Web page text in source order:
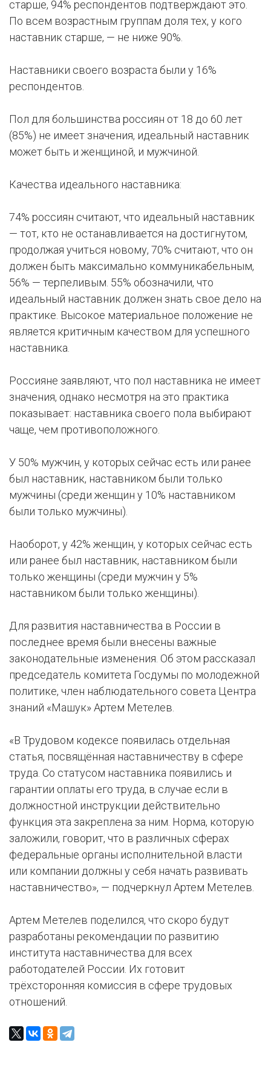
старше, 94% респондентов подтверждают это.
По всем возрастным группам доля тех, у кого
наставник старше, — не ниже 90%.
Наставники своего возраста были у 16%
респондентов.
Пол для большинства россиян от 18 до 60 лет
(85%) не имеет значения, идеальный наставник
может быть и женщиной, и мужчиной.
Качества идеального наставника:
74% россиян считают, что идеальный наставник
— тот, кто не останавливается на достигнутом,
продолжая учиться новому, 70% считают, что он
должен быть максимально коммуникабельным,
56% — терпеливым. 55% обозначили, что
идеальный наставник должен знать свое дело на
практике. Высокое материальное положение не
является критичным качеством для успешного
наставника.
Россияне заявляют, что пол наставника не имеет
значения, однако несмотря на это практика
показывает: наставника своего пола выбирают
чаще, чем противоположного.
У 50% мужчин, у которых сейчас есть или ранее
был наставник, наставником были только
мужчины (среди женщин у 10% наставником
были только мужчины).
Наоборот, у 42% женщин, у которых сейчас есть
или ранее был наставник, наставником были
только женщины (среди мужчин у 5%
наставником были только женщины).
Для развития наставничества в России в
последнее время были внесены важные
законодательные изменения. Об этом рассказал
председатель комитета Госдумы по молодежной
политике, член наблюдательного совета Центра
знаний «Машук» Артем Метелев.
«В Трудовом кодексе появилась отдельная
статья, посвящённая наставничеству в сфере
труда. Со статусом наставника появились и
гарантии оплаты его труда, в случае если в
должностной инструкции действительно
функция эта закреплена за ним. Норма, которую
заложили, говорит, что в различных сферах
федеральные органы исполнительной власти
или компании должны у себя начать развивать
наставничество», — подчеркнул Артем Метелев.
Артем Метелев поделился, что скоро будут
разработаны рекомендации по развитию
института наставничества для всех
работодателей России. Их готовит
трёхсторонняя комиссия в сфере трудовых
отношений.